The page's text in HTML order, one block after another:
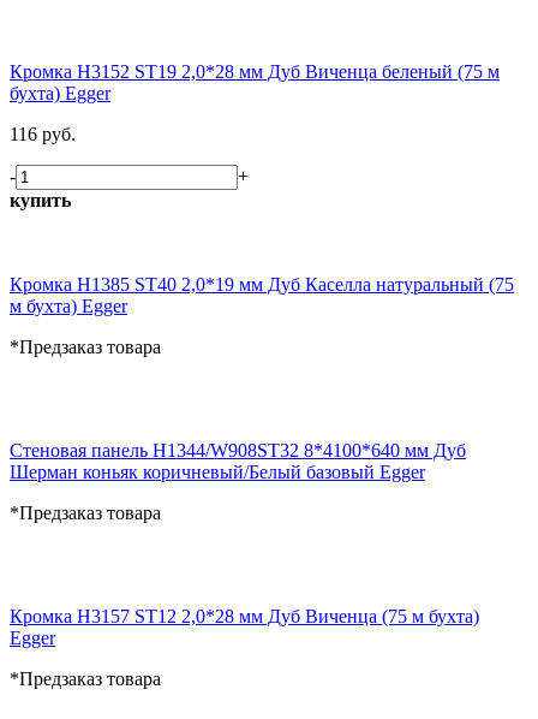
Кромка H3152 ST19 2,0*28 мм Дуб Виченца беленый (75 м
бухта) Egger
116 руб.
-
+
купить
Кромка H1385 ST40 2,0*19 мм Дуб Каселла натуральный (75
м бухта) Egger
*Предзаказ товара
Стеновая панель H1344/W908ST32 8*4100*640 мм Дуб
Шерман коньяк коричневый/Белый базовый Egger
*Предзаказ товара
Кромка H3157 ST12 2,0*28 мм Дуб Виченца (75 м бухта)
Egger
*Предзаказ товара